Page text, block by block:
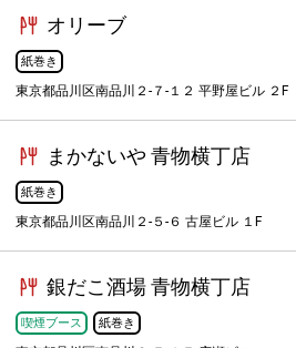
オリーブ
紙巻き
東京都品川区南品川２-７-１２ 平野屋ビル ２F
まかないや 青物横丁店
紙巻き
東京都品川区南品川２-５-６ 古屋ビル １F
銀だこ酒場 青物横丁店
喫煙ブース 紙巻き